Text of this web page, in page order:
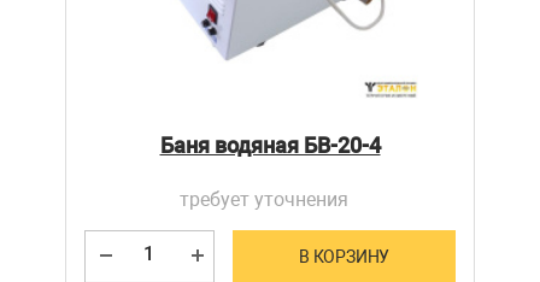
Баня водяная БВ-20-4
требует уточнения
В КОРЗИНУ